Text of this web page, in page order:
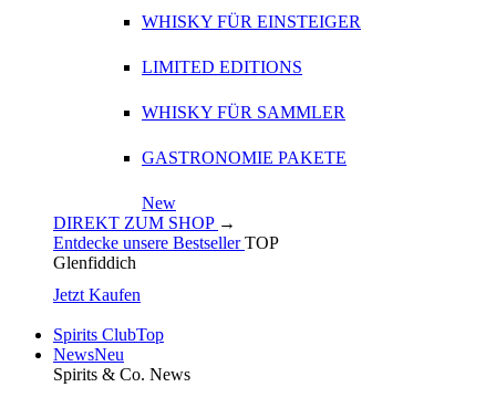
WHISKY FÜR EINSTEIGER
LIMITED EDITIONS
WHISKY FÜR SAMMLER
GASTRONOMIE PAKETE
New
DIREKT ZUM SHOP →
Entdecke unsere BestsellerTOP
Glenfiddich
Jetzt Kaufen
Spirits ClubTop
NewsNeu
Spirits & Co. News